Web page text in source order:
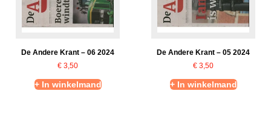
De Andere Krant – 06 2024
€ 3,50
+ In winkelmand
De Andere Krant – 05 2024
€ 3,50
+ In winkelmand